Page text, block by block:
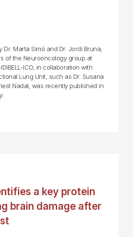
Marta Simó and Dr. Jordi Bruna,
of the Neurooncology group at
ICO, in collaboration with
Lung Unit, such as Dr. Susana
Nadal, was recently published in
.
a key protein
brain damage after